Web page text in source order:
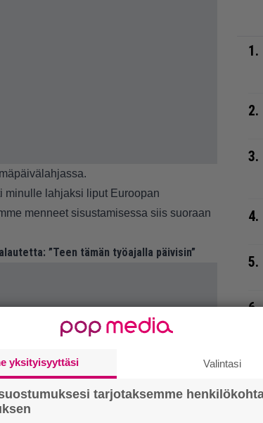
minulle lahjaksi liput Euroopan
menneet sisustamisessa siis suoraan
”Teen tämän työajalla päivisin”
1.
2.
3.
4.
5.
6.
8.
yksityisyyttäsi Valintasi
tarjotaksemme